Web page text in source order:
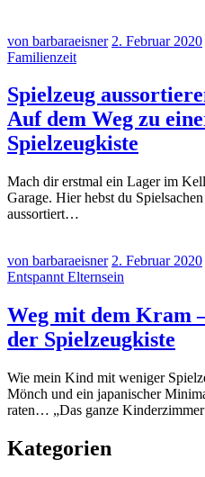
von barbaraeisner 2. Februar 2020
Familienzeit
Spielzeug
Auf dem Weg zu
Spielzeugkiste
Mach dir erstmal ein Lager im
Garage. Hier hebst du
aussortiert…
von barbaraeisner 2. Februar 2020
Entspannt Elternsein
Weg mit dem Kram
der Spielzeugkiste
Wie mein Kind mit weniger
Mönch und ein japanischer
raten… „Das ganze
Kategorien